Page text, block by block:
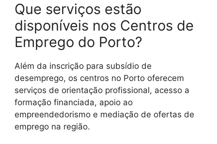
Que serviços estão
disponíveis nos Centros de
Emprego do Porto?
Além da inscrição para subsídio de
desemprego, os centros no Porto oferecem
serviços de orientação profissional, acesso a
formação financiada, apoio ao
empreendedorismo e mediação de ofertas de
emprego na região.